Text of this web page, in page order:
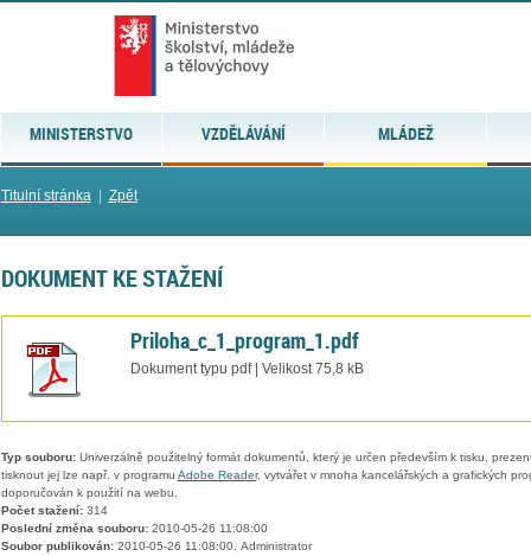
MINISTERSTVO VZDĚLÁVÁNÍ MLÁDEŽ
Titulní stránka| Zpět
DOKUMENT KE STAŽENÍ
Priloha_c_1_program_1.pdf
Dokument typu pdf | Velikost 75,8 kB
Typ souboru:Univerzálně použitelný formát dokumentů, který je určen především k tisku,
tisknout jej lze např. v programu Adobe Reader, vytvářet v mnoha kancelářských a grafických
doporučován k použití na webu.
Počet stažení:314
Poslední změna souboru:2010-05-26 11:08:00
Soubor publikován:2010-05-26 11:08:00, Administrator